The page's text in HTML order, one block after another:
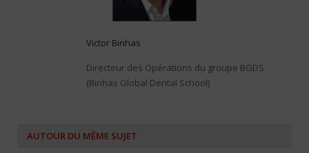
Victor Binhas
Directeur des Opérations du groupe BGDS
(Binhas Global Dental School)
AUTOUR DU MÊME SUJET